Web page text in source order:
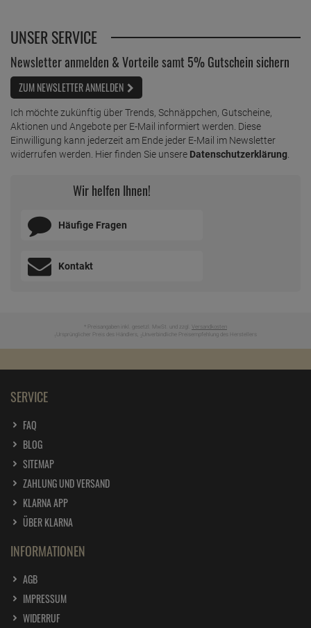
UNSER SERVICE
Newsletter anmelden & Vorteile samt 5% Gutschein sichern
ZUM NEWSLETTER ANMELDEN
Ich möchte zukünftig über Trends, Schnäppchen, Gutscheine,
Aktionen und Angebote per E-Mail informiert werden. Diese
Einwilligung kann jederzeit am Ende jeder E-Mail im Newsletter
widerrufen werden. Hier finden Sie unsere Datenschutzerklärung
Wir helfen Ihnen!
Häufige Fragen
Kontakt
* Preisangaben inkl. gesetzl. MwSt. und zzgl. Versandkosten
Ursprünglicher Preis des Händlers, Unverbindliche Preisempfehlung des Herstellers
SERVICE
FAQ
BLOG
SITEMAP
ZAHLUNG UND VERSAND
KLARNA APP
ÜBER KLARNA
INFORMATIONEN
AGB
IMPRESSUM
WIDERRUF